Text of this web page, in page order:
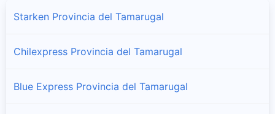
Starken Provincia del Tamarugal
Chilexpress Provincia del Tamarugal
Blue Express Provincia del Tamarugal